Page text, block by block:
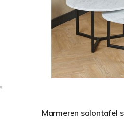
Marmeren salontafel